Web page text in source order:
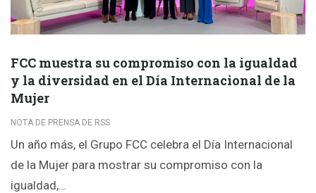
FCC muestra su compromiso con la igualdad
y la diversidad en el Día Internacional de la
Mujer
NOTA DE PRENSA DE RSS
Un año más, el Grupo FCC celebra el Día Internacional
de la Mujer para mostrar su compromiso con la
igualdad,…